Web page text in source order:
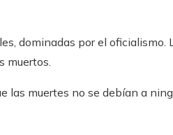
dominadas por el oficialismo.
muertos.
las muertes no se debían a